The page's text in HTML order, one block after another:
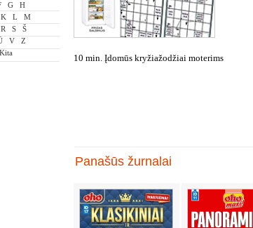
G
H
K L
M
R S
Š
V
Z
Kita 10 min. Įdomūs kryžiažodžiai moterims
Panašūs žurnalai